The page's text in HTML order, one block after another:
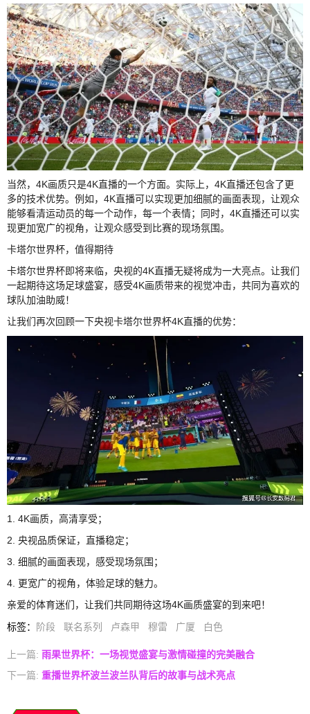
当然，4K画质只是4K直播的一个方面。实际上，4K直播还包含了更
多的技术优势。例如，4K直播可以实现更加细腻的画面表现，让观众
能够看清运动员的每一个动作，每一个表情；同时，4K直播还可以实
现更加宽广的视角，让观众感受到比赛的现场氛围。
卡塔尔世界杯，值得期待
卡塔尔世界杯即将来临，央视的4K直播无疑将成为一大亮点。让我们
一起期待这场足球盛宴，感受4K画质带来的视觉冲击，共同为喜欢的
球队加油助威！
让我们再次回顾一下央视卡塔尔世界杯4K直播的优势：
1. 4K画质，高清享受；
2. 央视品质保证，直播稳定；
3. 细腻的画面表现，感受现场氛围；
4. 更宽广的视角，体验足球的魅力。
亲爱的体育迷们，让我们共同期待这场4K画质盛宴的到来吧！
标签： 阶段 联名系列 卢森甲 穆雷 广厦 白色
上一篇: 雨果世界杯：一场视觉盛宴与激情碰撞的完美融合
下一篇: 重播世界杯波兰波兰队背后的故事与战术亮点